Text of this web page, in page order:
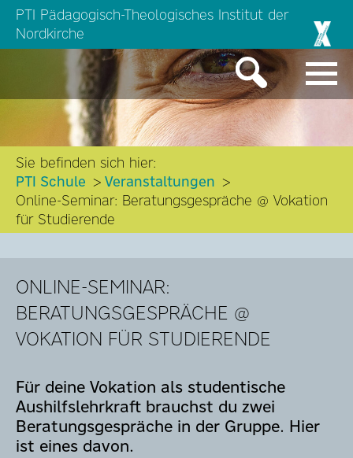
PTI Pädagogisch-Theologisches Institut der
Nordkirche
Sie befinden sich hier:
PTI Schule
Veranstaltungen
Online-Seminar: Beratungsgespräche @ Vokation
für Studierende
ONLINE-SEMINAR:
BERATUNGSGESPRÄCHE @
VOKATION FÜR STUDIERENDE
Für deine Vokation als studentische
Aushilfslehrkraft brauchst du zwei
Beratungsgespräche in der Gruppe. Hier
ist eines davon.